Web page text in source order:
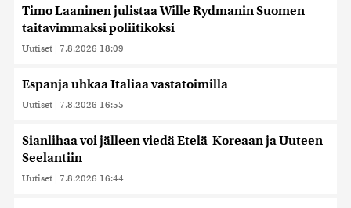
Timo Laaninen julistaa Wille Rydmanin Suomen
taitavimmaksi poliitikoksi
Uutiset | 7.8.2026 18:09
Espanja uhkaa Italiaa vastatoimilla
Uutiset | 7.8.2026 16:55
Sianlihaa voi jälleen viedä Etelä-Koreaan ja Uuteen-
Seelantiin
Uutiset | 7.8.2026 16:44